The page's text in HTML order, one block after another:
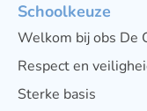
Schoolkeuze
Welkom bij obs De
Respect en
Sterke basis